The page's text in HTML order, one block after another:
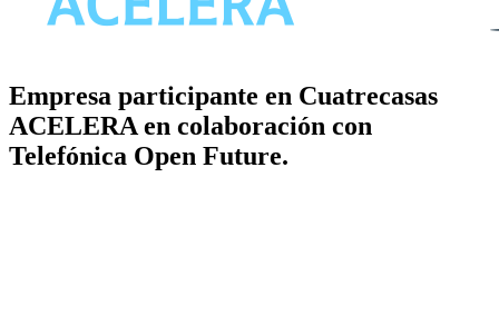
Empresa participante en Cuatrecasas
ACELERA en colaboración con
Telefónica Open Future.